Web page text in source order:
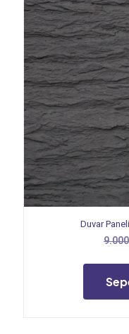
Duvar